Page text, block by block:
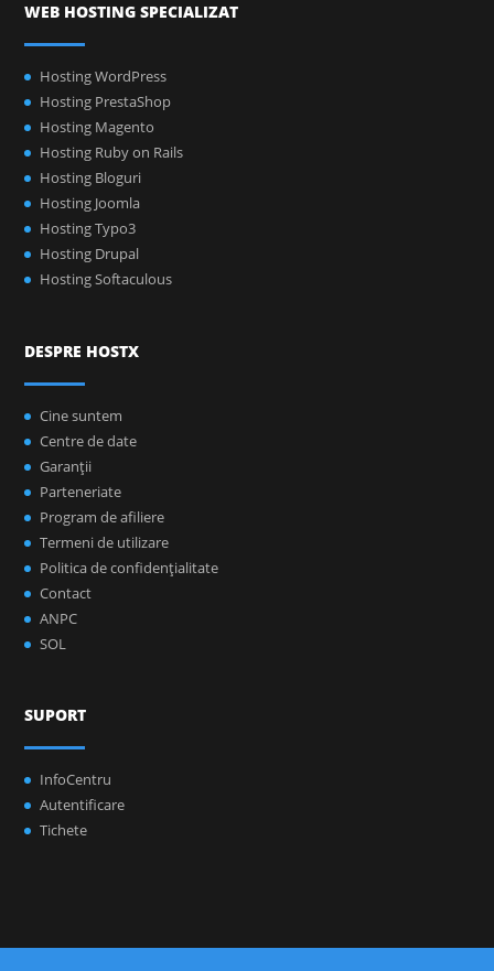
WEB HOSTING SPECIALIZAT
Hosting WordPress
Hosting PrestaShop
Hosting Magento
Hosting Ruby on Rails
Hosting Bloguri
Hosting Joomla
Hosting Typo3
Hosting Drupal
Hosting Softaculous
DESPRE HOSTX
Cine suntem
Centre de date
Garanţii
Parteneriate
Program de afiliere
Termeni de utilizare
Politica de confidenţialitate
Contact
ANPC
SOL
SUPORT
InfoCentru
Autentificare
Tichete